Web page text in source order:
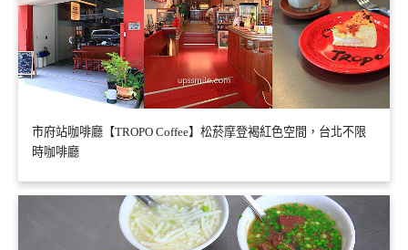
市府站咖啡廳【TROPO Coffee】松菸摩登褐紅色空間，台北不限
時咖啡廳